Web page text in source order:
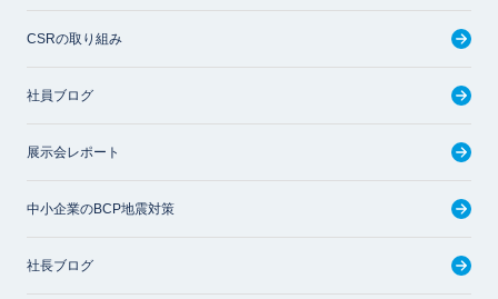
CSRの取り組み
社員ブログ
展示会レポート
中小企業のBCP地震対策
社長ブログ